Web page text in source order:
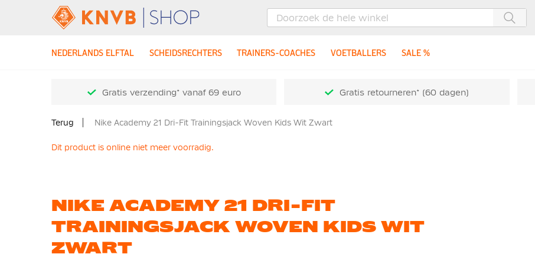
NEDERLANDS ELFTAL SCHEIDSRECHTERS TRAINERS-COACHES VOETBALLERS SALE %
Gratis verzending* vanaf 69 euro Gratis retourneren* (60 dagen)
Terug Nike Academy 21 Dri-Fit Trainingsjack Woven Kids Wit Zwart
Dit product is online niet meer voorradig.
NIKE ACADEMY 21 DRI-FIT
TRAININGSJACK WOVEN KIDS WIT
ZWART